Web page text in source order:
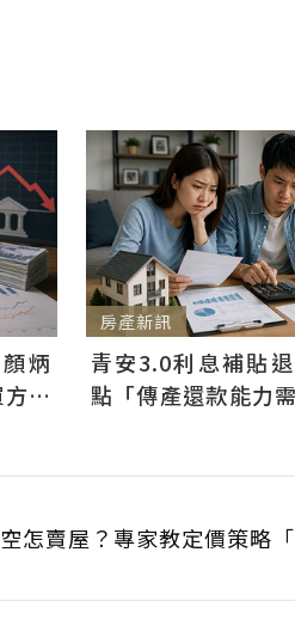
炳
仍
房產新訊
青安3.0利息補貼
點「傳產還款能力
怎賣屋？專家教定價策略